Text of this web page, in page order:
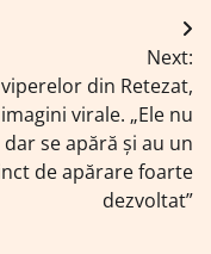
Next:
din Retezat,
virale. „Ele nu
dar se apără și au un
de apărare foarte
dezvoltat”